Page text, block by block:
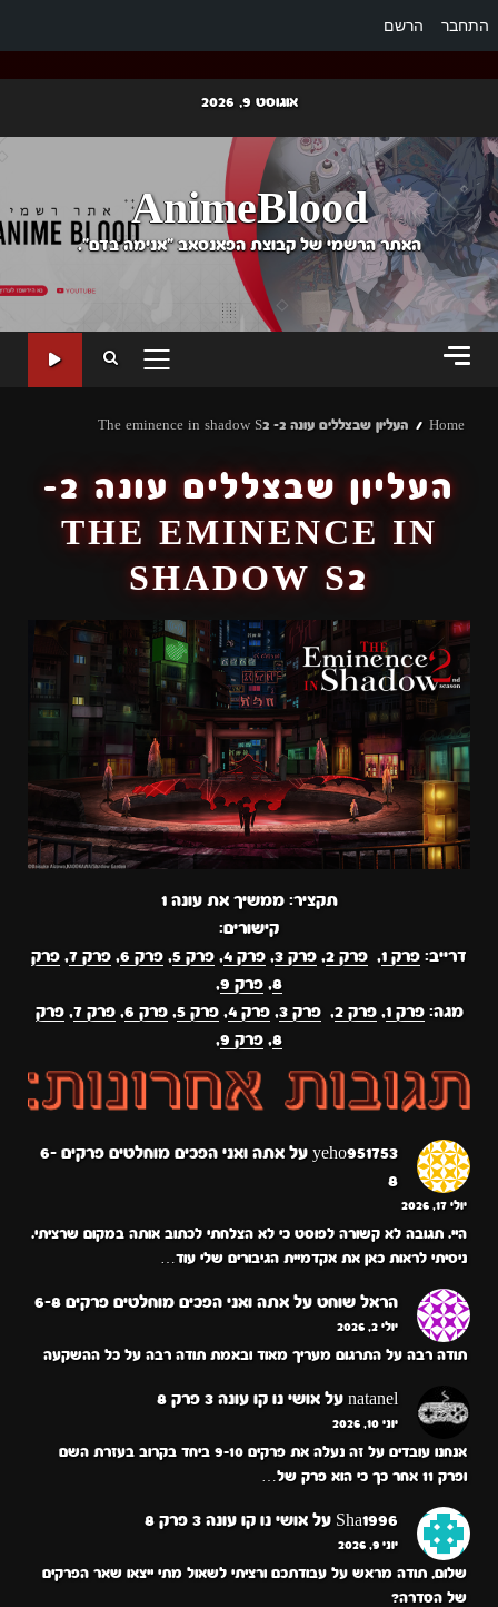
התחבר הרשם
content
אוגוסט 9, 2026
AnimeBlood
האתר הרשמי של קבוצת הפאנסאב "אנימה בדם".
PRIMARY
Home העליון שבצללים עונה 2- The eminence in shadow S2
העליון שבצללים עונה 2-
THE EMINENCE IN
SHADOW S2
תקציר: ממשיך את עונה 1
קישורים:
דרייב: פרק 1 , פרק 2 , פרק 3 , פרק 4 , פרק 5 , פרק 6 , פרק 7 , פרק
8
, פרק 9
,
מגה:פרק 1 ,פרק 2 ,פרק 3 ,פרק 4 ,פרק 5 ,פרק 6 ,פרק 7 ,פרק
8
, פרק 9 ,
yeho951753 על
אתה ואני הפכים מוחלטים פרקים 6-
8
יולי 17, 2026
היי. תגובה לא קשורה לפוסט כי לא הצלחתי לכתוב אותה במקום שרציתי.
ניסיתי לראות כאן את אקדמיית הגיבורים שלי עוד…
הראל שוחט על אתה ואני הפכים מוחלטים פרקים 6-8
יולי 2, 2026
תודה רבה על התרגום מעריך מאוד ובאמת תודה רבה על כל ההשקעה
natanel על אושי נו קו עונה 3 פרק 8
יוני 10, 2026
אנחנו עובדים על זה נעלה את פרקים 9-10 ביחד בקרוב בעזרת השם
ופרק 11 אחר כך כי הוא פרק של…
Sha1996 על אושי נו קו עונה 3 פרק 8
יוני 9, 2026
שלום, תודה מראש על עבודתכם ורציתי לשאול מתי ייצאו שאר הפרקים
של הסדרה?